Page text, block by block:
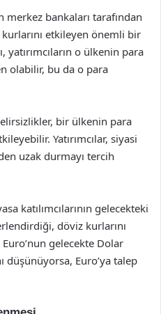
bankaları tarafından
etkileyen önemli bir
o ülkenin para
olabilir, bu da o para
bir ülkenin para
Yatırımcılar, siyasi
uzak durmayı tercih
katılımcılarının gelecekteki
döviz kurlarını
Euro’nun gelecekte Dolar
düşünüyorsa, Euro’ya talep